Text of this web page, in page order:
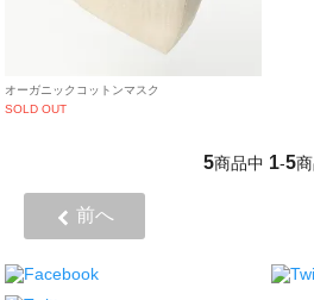
オーガニックコットンマスク
SOLD OUT
5商品中 1-5
前へ